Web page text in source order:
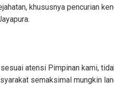
khususnya pencurian
atensi Pimpinan kami,
semaksimal mungkin